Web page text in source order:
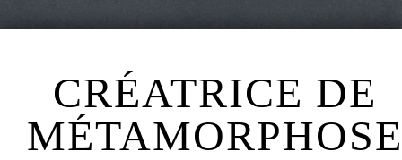
content
CRÉATRICE DE
MÉTAMORPHOSE